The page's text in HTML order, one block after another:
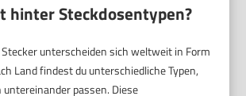
hinter Steckdosentypen?
unterscheiden sich weltweit in Form
Land findest du unterschiedliche Typen,
passen. Diese